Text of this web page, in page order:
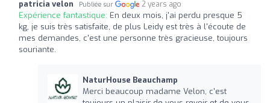
patricia velon Publiée sur 2 years ago
Expérience fantastique: En deux mois, j'ai perdu presque 5
kg, je suis très satisfaite, de plus Leidy est très à l'écoute de
mes demandes, c'est une personne très gracieuse, toujours
souriante.
NaturHouse Beauchamp
Merci beaucoup madame Velon, c'est